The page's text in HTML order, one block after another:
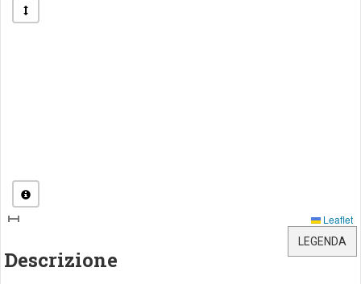
Leaflet
LEGENDA
Descrizione